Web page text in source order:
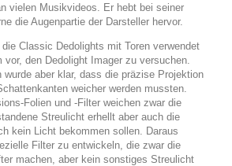
vielen Musikvideos. Er hebt bei seiner
die Augenpartie der Darsteller hervor.
Classic Dedolights mit Toren verwendet
vor, den Dedolight Imager zu versuchen.
wurde aber klar, dass die präzise Projektion
weicher werden mussten.
Folien und -Filter weichen zwar die
Streulicht erhellt aber auch die
kein Licht bekommen sollen. Daraus
Filter zu entwickeln, die zwar die
machen, aber kein sonstiges Streulicht